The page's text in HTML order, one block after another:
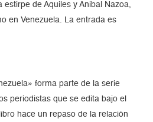
estirpe de Aquiles y Anibal Nazoa,
en Venezuela. La entrada es
forma parte de la serie
periodistas que se edita bajo el
hace un repaso de la relación